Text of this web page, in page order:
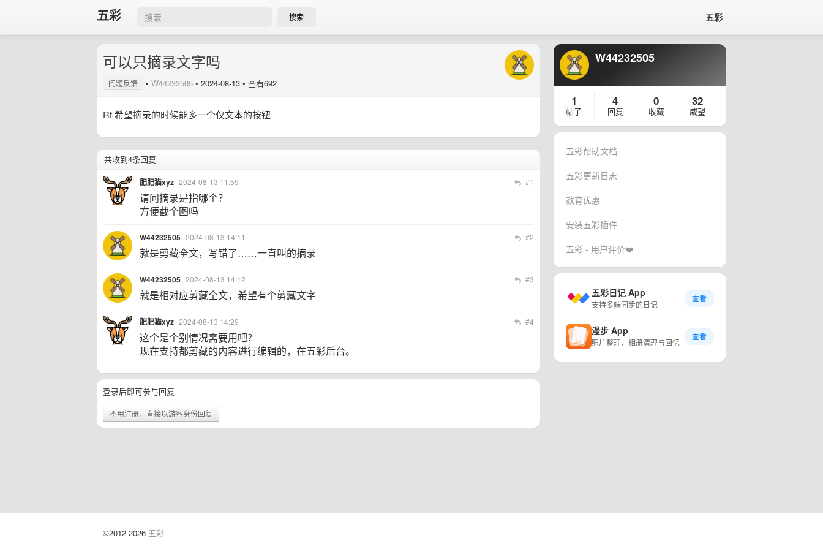
五彩 搜索 五彩
可以只摘录文字吗
问题反馈 • W44232505 • 2024-08-13 • 查看692
Rt 希望摘录的时候能多一个仅文本的按钮
共收到4条回复
肥肥猫xyz 2024-08-13 11:59 #1
请问摘录是指哪个？
方便截个图吗
W44232505 2024-08-13 14:11 #2
就是剪藏全文，写错了……一直叫的摘录
W44232505 2024-08-13 14:12 #3
就是相对应剪藏全文，希望有个剪藏文字
肥肥猫xyz 2024-08-13 14:29 #4
这个是个别情况需要用吧？
现在支持都剪藏的内容进行编辑的，在五彩后台。
登录后即可参与回复
不用注册，直接以游客身份回复
W44232505
1
帖子
4
回复
0
收藏
32
威望
五彩帮助文档
五彩更新日志
教育优惠
安装五彩插件
五彩 - 用户评价❤️
五彩日记 App
支持多端同步的日记
查看
漫步 App
照片整理、相册清理与回忆
查看
©2012-2026 五彩